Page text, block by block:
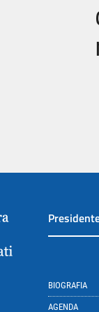
BIOGRAFIA
AGENDA